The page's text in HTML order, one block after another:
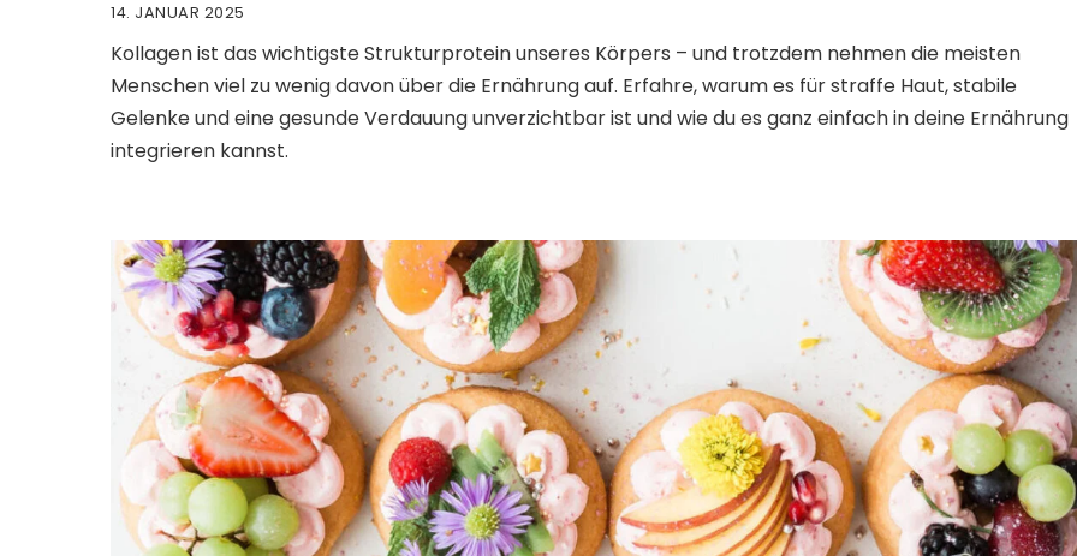
14. JANUAR 2025
Kollagen ist das wichtigste Strukturprotein unseres Körpers – und trotzdem nehmen die meisten
Menschen viel zu wenig davon über die Ernährung auf. Erfahre, warum es für straffe Haut, stabile
Gelenke und eine gesunde Verdauung unverzichtbar ist und wie du es ganz einfach in deine Ernährung
integrieren kannst.